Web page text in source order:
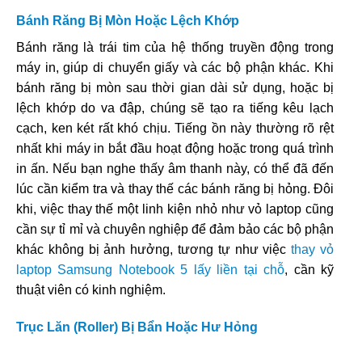
Bánh Răng Bị Mòn Hoặc Lệch Khớp
Bánh răng là trái tim của hệ thống truyền động trong
máy in, giúp di chuyển giấy và các bộ phận khác. Khi
bánh răng bị mòn sau thời gian dài sử dụng, hoặc bị
lệch khớp do va đập, chúng sẽ tạo ra tiếng kêu lạch
cạch, ken két rất khó chịu. Tiếng ồn này thường rõ rệt
nhất khi máy in bắt đầu hoạt động hoặc trong quá trình
in ấn. Nếu bạn nghe thấy âm thanh này, có thể đã đến
lúc cần kiểm tra và thay thế các bánh răng bị hỏng. Đôi
khi, việc thay thế một linh kiện nhỏ như vỏ laptop cũng
cần sự tỉ mỉ và chuyên nghiệp để đảm bảo các bộ phận
khác không bị ảnh hưởng, tương tự như việcthay vỏ
laptop Samsung Notebook 5 lấy liền tại chỗ, cần kỹ
thuật viên có kinh nghiệm.
Trục Lăn (Roller) Bị Bẩn Hoặc Hư Hỏng